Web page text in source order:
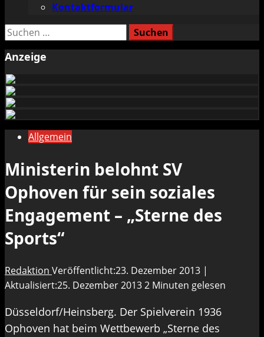
Kontaktformular
Suchen
Anzeige
Allgemein
Ministerin belohnt SV
Ophoven für sein soziales
Engagement – „Sterne des
Sports“
Redaktion Veröffentlicht:23. Dezember 2013 |
Aktualisiert:25. Dezember 20132 Minuten gelesen
Düsseldorf/Heinsberg. Der Spielverein 1936
Ophoven hat beim Wettbewerb „Sterne des